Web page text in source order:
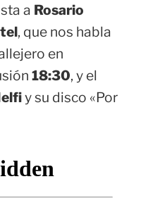
a Rosario
, que nos habla
en
18:30, y el
y su disco «Por